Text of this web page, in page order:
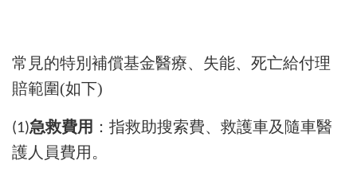
常見的特別補償基金醫療、失能、死亡給付理
賠範圍(如下)
(1)急救費用 ：指救助搜索費、救護車及隨車醫
護人員費用。